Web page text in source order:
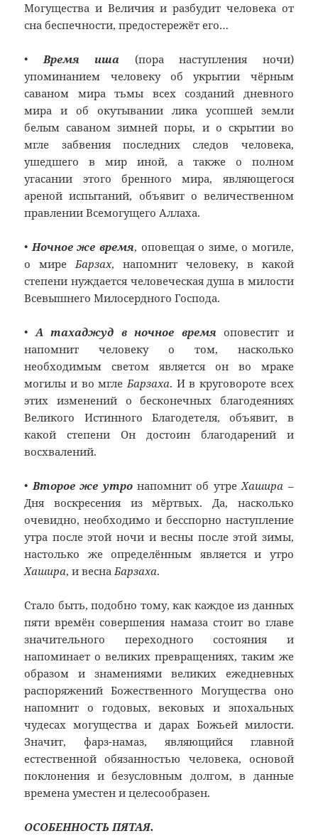
Могущества и Величия и разбудит человека от
сна беспечности, предостережёт его…
•Время иша (пора наступления ночи)
упоминанием человеку об укрытии чёрным
саваном мира тьмы всех созданий дневного
мира и об окутывании лика усопшей земли
белым саваном зимней поры, и о скрытии во
мгле забвения последних следов человека,
ушедшего в мир иной, а также о полном
угасании этого бренного мира, являющегося
ареной испытаний, объявит о величественном
правлении Всемогущего Аллаха.
•Ночное же время, оповещая о зиме, о могиле,
о миреБарзах, напомнит человеку, в какой
степени нуждается человеческая душа в милости
Всевышнего Милосердного Господа.
•А тахаджуд в ночное времяоповестит и
напомнит человеку о том, насколько
необходимым светом является он во мраке
могилы и во мглеБарзаха. И в круговороте всех
этих изменений о бесконечных благодеяниях
Великого Истинного Благодетеля, объявит, в
какой степени Он достоин благодарений и
восхвалений.
•Второе же утронапомнит об утреХашира –
Дня воскресения из мёртвых. Да, насколько
очевидно, необходимо и бесспорно наступление
утра после этой ночи и весны после этой зимы,
настолько же определённым является и утро
Хашира, и веснаБарзаха.
Стало быть, подобно тому, как каждое из данных
пяти времён совершения намаза стоит во главе
значительного переходного состояния и
напоминает о великих превращениях, таким же
образом и знамениями великих ежедневных
распоряжений Божественного Могущества оно
напомнит о годовых, вековых и эпохальных
чудесах могущества и дарах Божьей милости.
Значит, фарз-намаз, являющийся главной
естественной обязанностью человека, основой
поклонения и безусловным долгом, в данные
времена уместен и целесообразен.
ОСОБЕННОСТЬ ПЯТАЯ.